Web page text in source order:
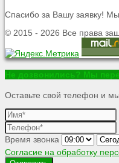
Спасибо за Вашу заявку!
© 2015 - 2026 Все права
Не дозвонились? Мы
Оставьте свой телефон и
Время звонка
Согласие на обработку